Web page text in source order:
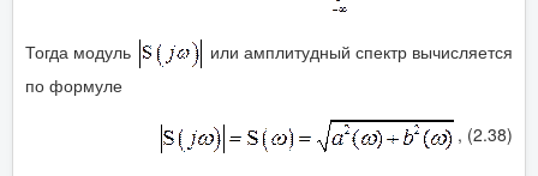
Тогда модуль
или амплитудный спектр вычисляется
по формуле
, (2.38)